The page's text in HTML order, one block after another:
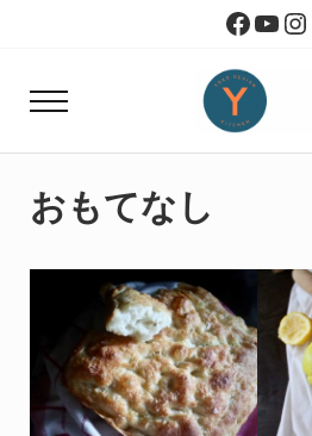
Skip to header right navigation
Menu
Yoko
おもてなし